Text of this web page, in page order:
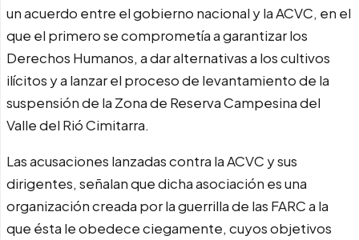
un acuerdo entre el gobierno nacional y la ACVC, en el
que el primero se comprometía a garantizar los
Derechos Humanos, a dar alternativas a los cultivos
ilícitos y a lanzar el proceso de levantamiento de la
suspensión de la Zona de Reserva Campesina del
Valle del Rió Cimitarra.
Las acusaciones lanzadas contra la ACVC y sus
dirigentes, señalan que dicha asociación es una
organización creada por la guerrilla de las FARC a la
que ésta le obedece ciegamente, cuyos objetivos